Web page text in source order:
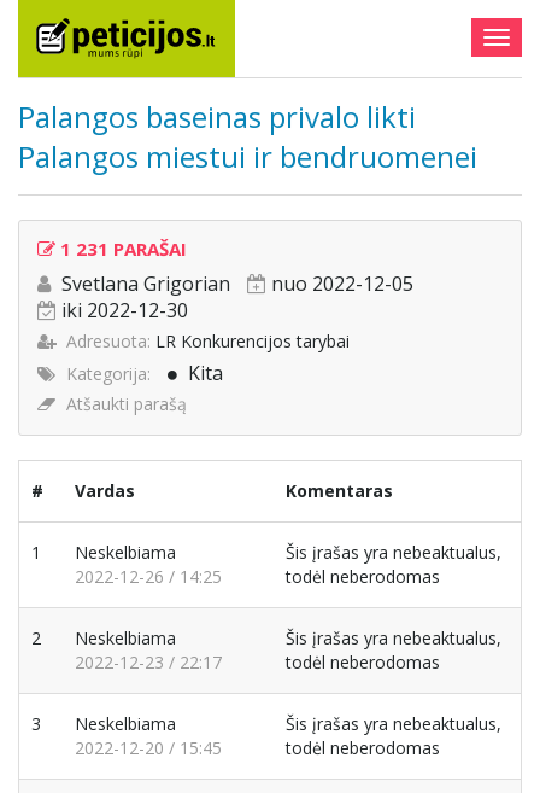
Palangos baseinas privalo likti
Palangos miestui ir bendruomenei
1 231 PARAŠAI
Svetlana Grigorian
nuo 2022-12-05
iki 2022-12-30
Adresuota: LR Konkurencijos tarybai
Kategorija:
Kita
Atšaukti parašą
# Vardas Komentaras
1
Neskelbiama
2022-12-26 / 14:25
Šis įrašas yra nebeaktualus,
todėl neberodomas
2
Neskelbiama
2022-12-23 / 22:17
Šis įrašas yra nebeaktualus,
todėl neberodomas
3
Neskelbiama
2022-12-20 / 15:45
Šis įrašas yra nebeaktualus,
todėl neberodomas